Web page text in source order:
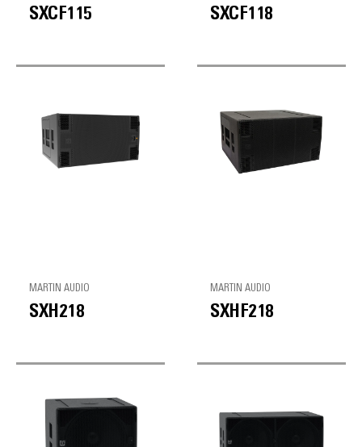
SXCF115 SXCF118
MARTIN AUDIO
SXH218
MARTIN AUDIO
SXHF218